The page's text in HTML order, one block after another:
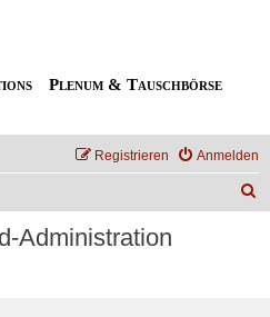
Plenum & Tauschbörse
Anmelden
Registrieren
Administration